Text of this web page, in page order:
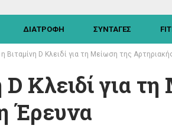
ΔΙΑΤΡΟΦΗ ΣΥΝΤΑΓΕΣ
η Βιταμίνη D Κλειδί για τη Μείωση της
D Κλειδί για
Έρευνα